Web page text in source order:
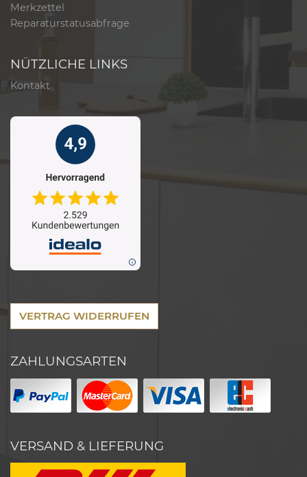
Merkzettel
Reparaturstatusabfrage
NÜTZLICHE LINKS
Kontakt
VERTRAG WIDERRUFEN
ZAHLUNGSARTEN
VERSAND & LIEFERUNG